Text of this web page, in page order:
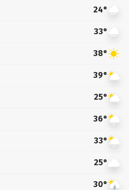
24°
33°
38°
39°
25°
36°
33°
25°
30°